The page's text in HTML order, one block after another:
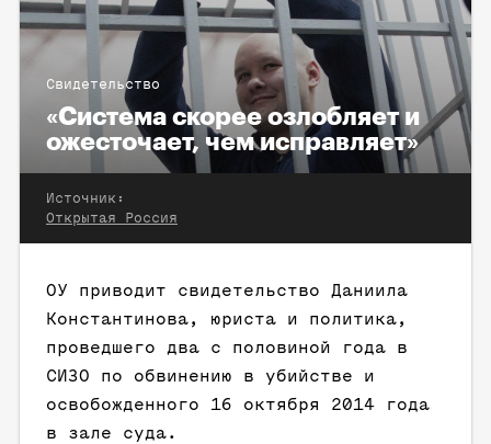
Свидетельство
«Система скорее озлобляет и
ожесточает, чем исправляет»
Источник:
Открытая Россия
ОУ приводит свидетельство Даниила
Константинова, юриста и политика,
проведшего два с половиной года в
СИЗО по обвинению в убийстве и
освобожденного 16 октября 2014 года
в зале суда.